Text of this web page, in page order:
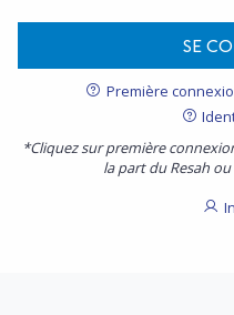
SE
Première
*Cliquez sur première
la part du Resah